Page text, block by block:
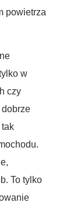
powietrza
w
czy
To tylko